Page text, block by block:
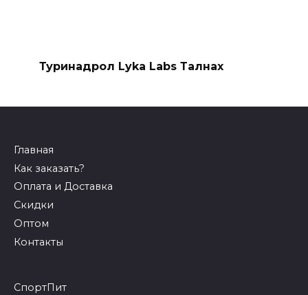
Туринадрол Lyka Labs Талнах
Главная
Как заказать?
Оплата и Доставка
Скидки
Оптом
Контакты
СпортПит